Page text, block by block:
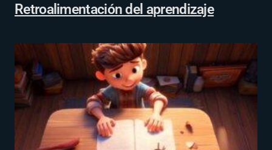
Retroalimentación del aprendizaje